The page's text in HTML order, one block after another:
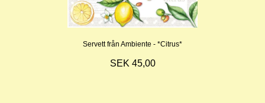
Servett från Ambiente - *Citrus*
SEK 45,00